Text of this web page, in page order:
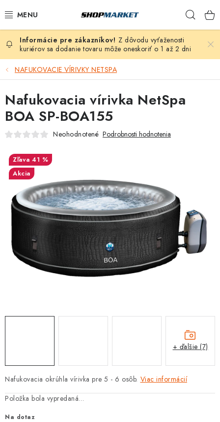
na
VÍRIVÉ VANE
SAUNY
BAZÉNY
NAFUKOVACIE VÍRIVKY
ZÁHRADA
DEZINFEKCIA A ČISTENIE
PROTIZÁPLAVOVÉ A HASIACE ZARIADENIA
OBCHODNÉ PODMIENKY
KONTAKTY
Podmienky ochrany osobných údajov
Z dôvodu vyťaženosti
kuriérov sa dodanie tovaru môže oneskoriť o 1 až 2 dni
NAFUKOVACIE VÍRIVKY NETSPA
Nafukovacia okrúhla vírivka pre 5 - 6 osôb. Viac informácií
Položka bola vypredaná…
Na dotaz
Nafukovacia vírivka NetSpa
BOA SP-BOA155
Neohodnotené Podrobnosti hodnotenia
41 %
Akcia
+ ďalšie (7)